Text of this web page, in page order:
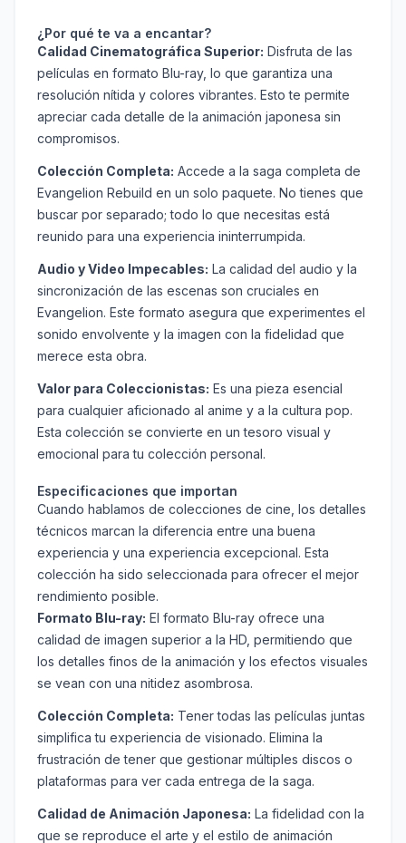
¿Por qué te va a encantar?
Calidad Cinematográfica Superior: Disfruta de las
películas en formato Blu-ray, lo que garantiza una
resolución nítida y colores vibrantes. Esto te permite
apreciar cada detalle de la animación japonesa sin
compromisos.
Colección Completa: Accede a la saga completa de
Evangelion Rebuild en un solo paquete. No tienes que
buscar por separado; todo lo que necesitas está
reunido para una experiencia ininterrumpida.
Audio y Video Impecables: La calidad del audio y la
sincronización de las escenas son cruciales en
Evangelion. Este formato asegura que experimentes el
sonido envolvente y la imagen con la fidelidad que
merece esta obra.
Valor para Coleccionistas: Es una pieza esencial
para cualquier aficionado al anime y a la cultura pop.
Esta colección se convierte en un tesoro visual y
emocional para tu colección personal.
Especificaciones que importan
Cuando hablamos de colecciones de cine, los detalles
técnicos marcan la diferencia entre una buena
experiencia y una experiencia excepcional. Esta
colección ha sido seleccionada para ofrecer el mejor
rendimiento posible.
Formato Blu-ray: El formato Blu-ray ofrece una
calidad de imagen superior a la HD, permitiendo que
los detalles finos de la animación y los efectos visuales
se vean con una nitidez asombrosa.
Colección Completa: Tener todas las películas juntas
simplifica tu experiencia de visionado. Elimina la
frustración de tener que gestionar múltiples discos o
plataformas para ver cada entrega de la saga.
Calidad de Animación Japonesa: La fidelidad con la
que se reproduce el arte y el estilo de animación